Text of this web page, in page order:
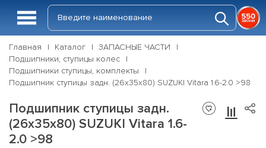
Главная Каталог
ЗАПАСНЫЕ ЧАСТИ
Подшипники, ступицы колес
Подшипники ступицы, комплекты
Подшипник ступицы задн. (26x35x80) SUZUKI Vitara 1.6-2.0 >98
Подшипник ступицы задн.
(26x35x80) SUZUKI Vitara 1.6-
2.0 >98